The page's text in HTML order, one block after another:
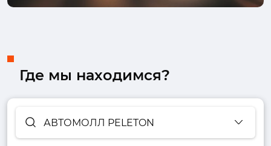
Где мы находимся?
АВТОМОЛЛ PELETON